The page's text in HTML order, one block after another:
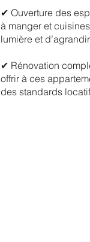
✔ Ouverture des
à manger et
lumière et
✔ Rénovation
offrir à ces
des standards